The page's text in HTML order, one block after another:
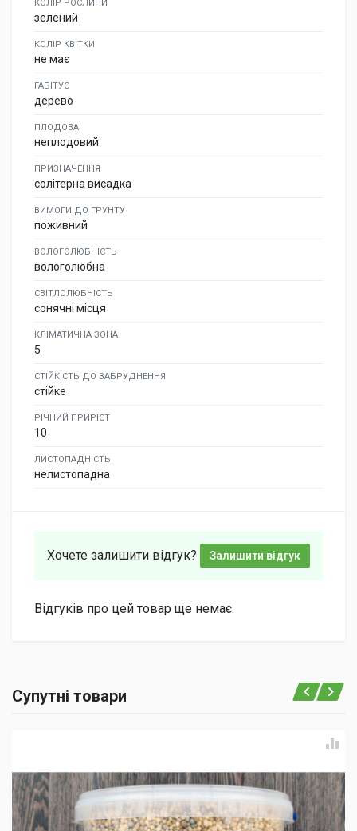
КОЛІР РОСЛИНИ
зелений
КОЛІР КВІТКИ
не має
ГАБІТУС
дерево
ПЛОДОВА
неплодовий
ПРИЗНАЧЕННЯ
солітерна висадка
ВИМОГИ ДО ГРУНТУ
поживний
ВОЛОГОЛЮБНІСТЬ
вологолюбна
СВІТЛОЛЮБНІСТЬ
сонячні місця
КЛІМАТИЧНА ЗОНА
5
СТІЙКІСТЬ ДО ЗАБРУДНЕННЯ
стійке
РІЧНИЙ ПРИРІСТ
10
ЛИСТОПАДНІСТЬ
нелистопадна
Хочете залишити відгук? Залишити відгук
Відгуків про цей товар ще немає.
Супутні товари